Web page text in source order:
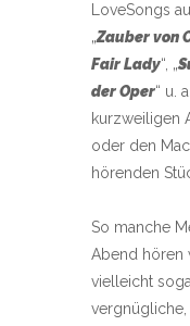
LoveSongs
„Zauber von
Fair Lady“, „
der Oper“ u.
kurzweiligen
oder den
hörenden
So manche
Abend hören
vielleicht
vergnügliche,